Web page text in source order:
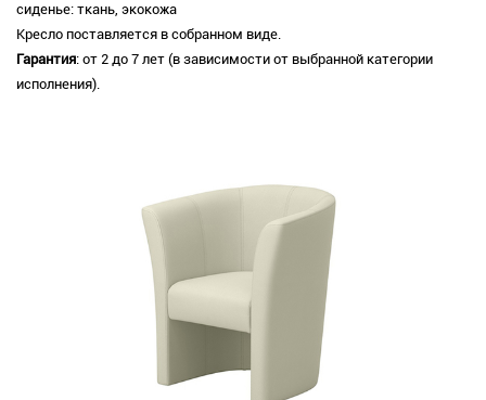
сиденье: ткань, экокожа
Кресло поставляется в собранном виде.
Гарантия: от 2 до 7 лет (в зависимости от выбранной категории
исполнения).